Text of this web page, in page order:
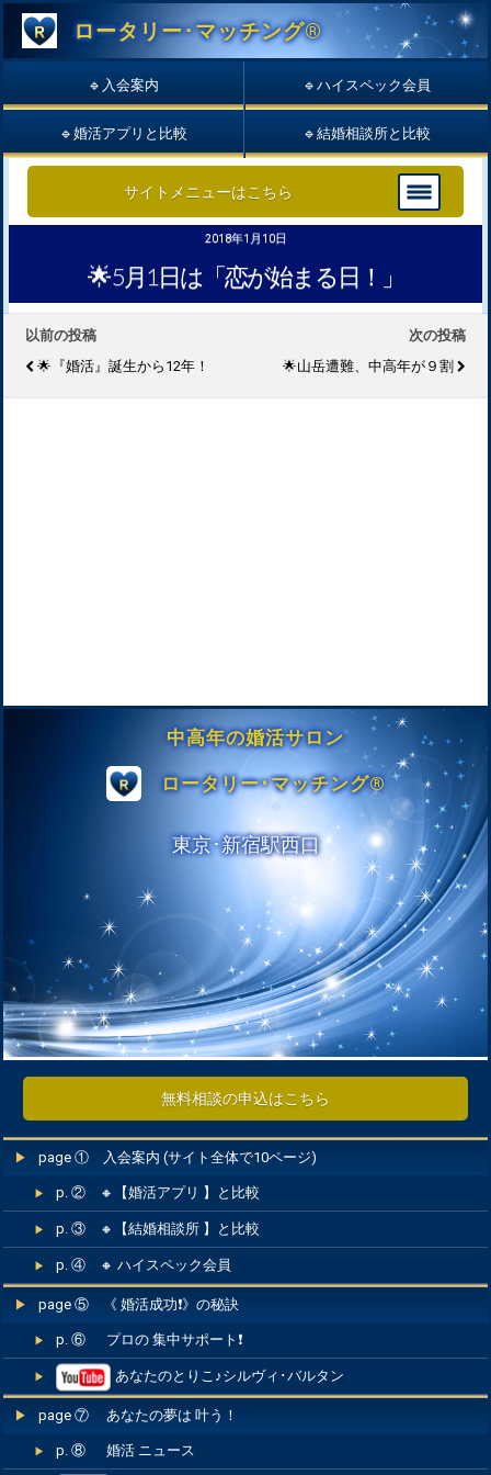
ロータリー･マッチング®︎
🔹入会案内 🔹ハイスペック会員
🔹婚活アプリと比較 🔹結婚相談所と比較
サイトメニューはこちら
2018年1月10日
🌟 5月1日は「恋が始まる日！」
以前の投稿
🌟『婚活』誕生から12年！
次の投稿
🌟山岳遭難、中高年が９割
中高年の婚活サロン
ロータリー･マッチング®︎
.
東京･新宿駅西口
無料相談の申込はこちら
page ① 入会案内 (サイト全体で10ページ)
p. ② 🔸【婚活アプリ 】と比較
p. ③ 🔸【結婚相談所 】と比較
p. ④ 🔸 ハイスペック会員
page ⑤ 《 婚活成功❗️》の秘訣
p. ⑥ プロの 集中サポート❗️
あなたのとりこ♪シルヴィ･バルタン
page ⑦ あなたの夢は 叶う！
p. ⑧ 婚活 ニュース